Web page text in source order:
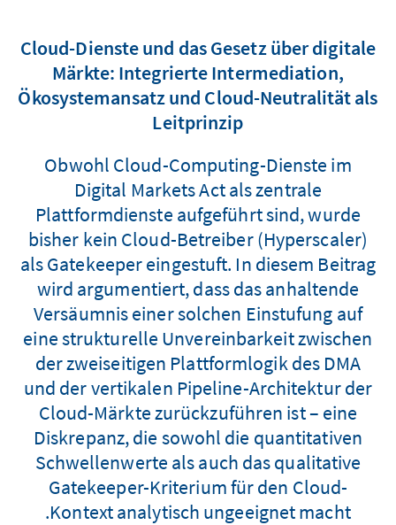
Cloud-Dienste und das Gesetz über digitale
Märkte: Integrierte Intermediation,
Ökosystemansatz und Cloud-Neutralität als
Leitprinzip
Obwohl Cloud-Computing-Dienste im
Digital Markets Act als zentrale
Plattformdienste aufgeführt sind, wurde
bisher kein Cloud-Betreiber (Hyperscaler)
als Gatekeeper eingestuft. In diesem Beitrag
wird argumentiert, dass das anhaltende
Versäumnis einer solchen Einstufung auf
eine strukturelle Unvereinbarkeit zwischen
der zweiseitigen Plattformlogik des DMA
und der vertikalen Pipeline-Architektur der
Cloud-Märkte zurückzuführen ist – eine
Diskrepanz, die sowohl die quantitativen
Schwellenwerte als auch das qualitative
Gatekeeper-Kriterium für den Cloud-
Kontext analytisch ungeeignet macht.